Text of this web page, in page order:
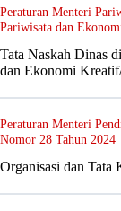
Peraturan Menteri
Pariwisata dan
Tata Naskah Dinas
dan Ekonomi
Peraturan Menteri
Nomor 28 Tahun 2024
Organisasi dan Tata